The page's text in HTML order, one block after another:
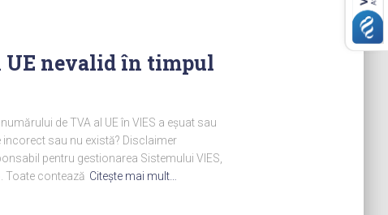
UE nevalid în timpul
de TVA al UE în VIES a eșuat sau
sau nu există? Disclaimer
pentru gestionarea Sistemului VIES,
Toate contează Citeşte mai mult…